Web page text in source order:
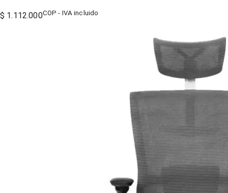
$ 1.112.000COP - IVA incluido